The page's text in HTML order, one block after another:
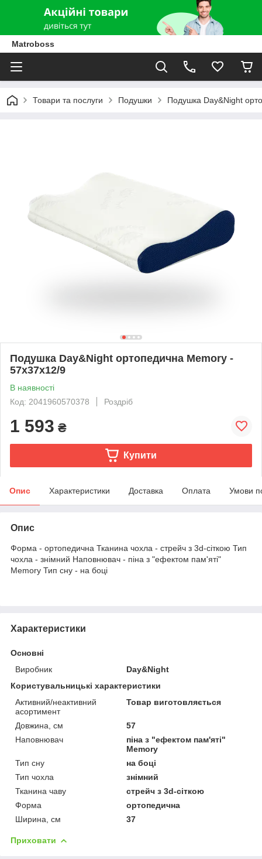
Matroboss
Товари та послуги Подушки Подушка Day&Night
Подушка Day&Night ортопедична Memory -
57х37х12/9
В наявності
Код: 2041960570378
Роздріб
1 593 ₴
Купити
Опис Характеристики Доставка Оплата Умови
Опис
Форма - ортопедична Тканина чохла - стрейч з 3d-сіткою Тип
чохла - знімний Наповнювач - піна з "ефектом пам'яті"
Memory Тип сну - на боці
Характеристики
Основні
Виробник
Day&Night
Користувальницькі характеристики
Активний/неактивний
асортимент
Товар виготовляється
Довжина, см
57
Наповнювач
піна з "ефектом пам'яті"
Memory
Тип сну
на боці
Тип чохла
знімний
Тканина чаву
стрейч з 3d-сіткою
Форма
ортопедична
Ширина, см
37
Приховати